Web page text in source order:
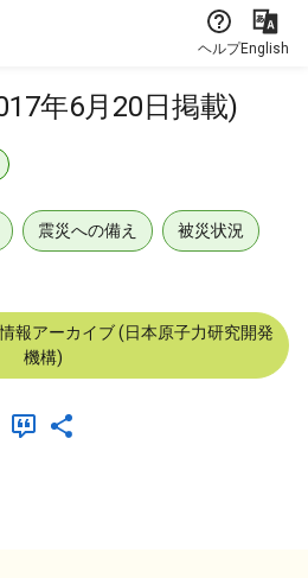
ヘルプEnglish
年6月20日掲載)
震災への備え 被災状況
報アーカイブ (日本原子力研究開発
機構)